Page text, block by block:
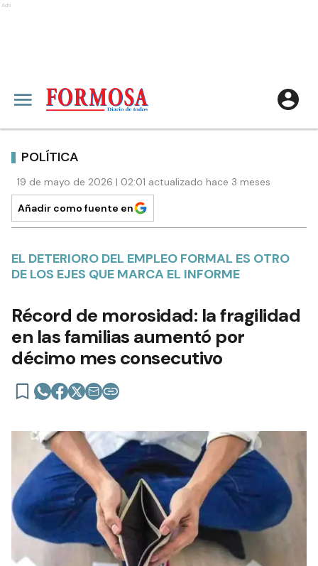
Ads
POLÍTICA
19 de mayo de 2026 | 02:01 actualizado hace 3 meses
Añadir como fuente en
EL DETERIORO DEL EMPLEO FORMAL ES OTRO
DE LOS EJES QUE MARCA EL INFORME
Récord de morosidad: la fragilidad
en las familias aumentó por
décimo mes consecutivo